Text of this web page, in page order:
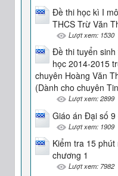
Đề thi học kì I
THCS Trừ Văn
Lượt xem: 1530
Đề thi tuyển
học 2014-2015
chuyên Hoàng Văn
(Dành cho chuyên
Lượt xem: 2899
Giáo án Đại số 9
Lượt xem: 1909
Kiểm tra 15
chương 1
Lượt xem: 7982